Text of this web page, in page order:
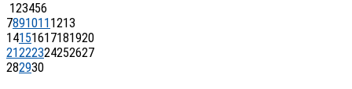
123456
7891011 1213
14151617181920
21222324252627
282930